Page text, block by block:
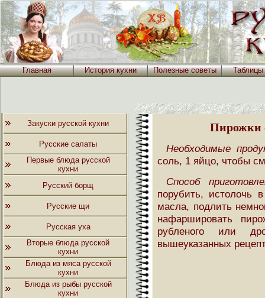
Главная История кухни Полезные советы
Закуски русской кухни
Русские салаты
Первые блюда русской
кухни
Русский борщ
Русские щи
Русская уха
Вторые блюда русской
кухни
Блюда из мяса русской
кухни
Блюда из рыбы русской
кухни
Пирожки
Необходимые
соль, 1 яйцо, чтобы
Способ
порубить, истолочь
масла, подлить
нафаршировать
рубленого или
вышеуказанных